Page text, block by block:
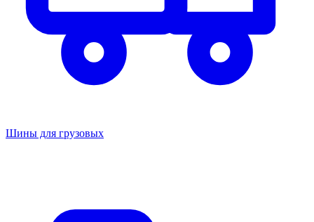
Шины для грузовых